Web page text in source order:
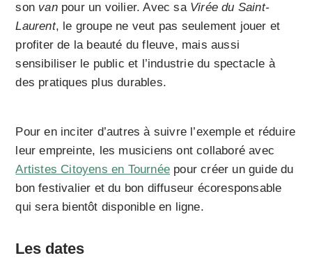
son van pour un voilier. Avec sa Virée du Saint-
Laurent, le groupe ne veut pas seulement jouer et
profiter de la beauté du fleuve, mais aussi
sensibiliser le public et l’industrie du spectacle à
des pratiques plus durables.
Pour en inciter d’autres à suivre l’exemple et réduire
leur empreinte, les musiciens ont collaboré avec
Artistes Citoyens en Tournée pour créer un guide du
bon festivalier et du bon diffuseur écoresponsable
qui sera bientôt disponible en ligne.
Les dates